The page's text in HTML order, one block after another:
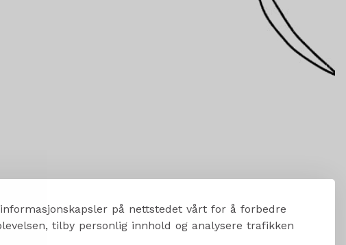
på nettstedet vårt for å forbedre
tilby personlig innhold og analysere trafikken